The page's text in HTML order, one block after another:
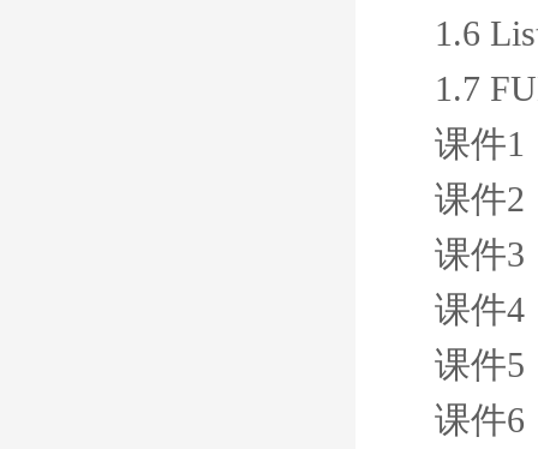
1.6
1.7
课件1
课件2
课件3
课件4
课件5
课件6